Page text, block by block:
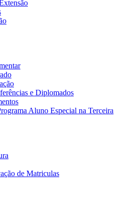
e Diplomados
Aluno Especial na Terceira
de Matriculas